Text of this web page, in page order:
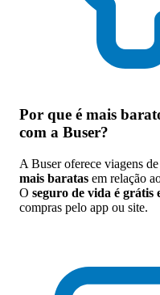
Por que é mais
com a Buser?
A Buser oferece viagens
mais baratas em relação
O seguro de vida é grátis
compras pelo app ou site.